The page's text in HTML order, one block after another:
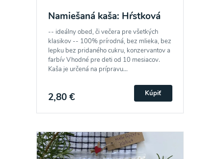
Namiešaná kaša: Hŕstková
-- ideálny obed, či večera pre všetkých
klasikov -- 100% prírodná, bez mlieka, bez
lepku bez pridaného cukru, konzervantov a
farbív Vhodné pre deti od 10 mesiacov.
Kaša je určená na prípravu...
2,80 € Kúpiť